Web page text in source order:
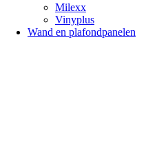
Milexx
Vinyplus
Wand en plafondpanelen